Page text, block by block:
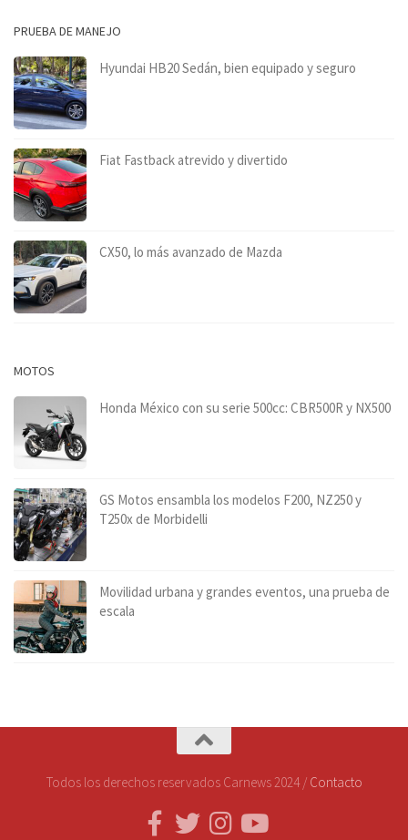
PRUEBA DE MANEJO
Hyundai HB20 Sedán, bien equipado y seguro
Fiat Fastback atrevido y divertido
CX50, lo más avanzado de Mazda
MOTOS
Honda México con su serie 500cc: CBR500R y NX500
GS Motos ensambla los modelos F200, NZ250 y
T250x de Morbidelli
Movilidad urbana y grandes eventos, una prueba de
escala
Todos los derechos reservados Carnews 2024 / Contacto